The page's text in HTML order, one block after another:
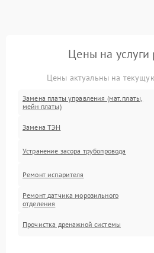
Цены на услуги
Цены актуальны на
Замена платы управления (мат.платы,
мейн платы)
Замена ТЭН
Устранение засора трубопровода
Ремонт испарителя
Ремонт датчика морозильного
отделения
Прочистка дренажной системы